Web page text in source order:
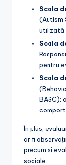
Scala
(Autism
utilizată
Scala
pentru
Scala
BASC):
În plus,
ar fi
precum și
sociale.